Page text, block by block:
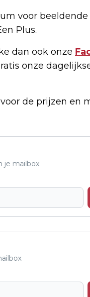
voor
Plus.
dan ook onze
onze
de prijzen en
je mailbox